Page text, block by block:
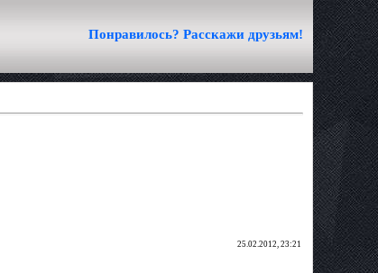
Понравилось? Расскажи друзьям!
25.02.2012, 23:21